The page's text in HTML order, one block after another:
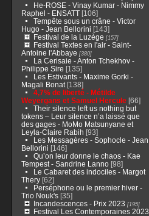
He-ROSE - Vinay Kumar - Nimmy
Raphel - ENSATT[106]
Tempête sous un crâne - Victor
Hugo - Jean Bellorini [143]
Festival de la Luzège [157]
Festival Textes en l'air - Saint-
Antoine l'Abbaye [380]
La Cerisaie - Anton Tchekhov -
Philippe Sire [135]
Les Estivants - Maxime Gorki -
Magali Bonat[138]
4,7% de liberté - Métilde
Weyergans et Samuel Hercule[66]
Their silence left us nothing but
tokens – Leur silence n’a laissé que
des gages - MoMo Matsunyane et
Leyla-Claire Rabih [93]
Les Messagères - Sophocle - Jean
Bellorini [146]
Qu’on leur donne le chaos - Kae
Tempest - Sandrine Lanno[98]
Le Cabaret des indociles - Margot
Thery[62]
Perséphone ou le premier hiver -
Trio Nouk's[35]
Incandescences - Prix 2023 [195]
Festival Les Contemporaines 2023